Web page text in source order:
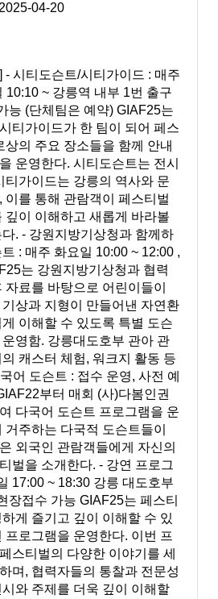
04-20
- 시티도슨트/시티가이드 : 매주
10:10 ~ 강릉역 내부 1번 출구
능 (단체팀은 예약) GIAF25는
티가이드가 한 팀이 되어 페스
상의 주요 장소들을 함께 안내
운영한다. 시티도슨트는 전시
티가이드는 강릉의 역사와 문
이를 통해 관람객이 페스티벌
깊이 이해하고 새롭게 바라볼
. - 강원지방기상청과 함께하
: 매주 화요일 10:00 ~ 12:00 ,
는 강원지방기상청과 협력
자료를 바탕으로 어린이들이
상과 지형이 만들어낸 자연환
이해할 수 있도록 특별 도슨
영함. 강릉대도호부 관아 관
캐스터 체험, 워크지 활동 등
어 도슨트 : 접수 운영, 사전 예
부터 매회 (사)다봄인권
다국어 도슨트 프로그램을 운
거주하는 다국적 도슨트들이
외국인 관람객들에게 자신의
벌을 소개한다. - 강연 프로그
17:00 ~ 18:30 강릉 대도호부
장접수 가능 GIAF25는 페스티
게 즐기고 깊이 이해할 수 있
프로그램을 운영한다. 이번 프
스티벌의 다양한 이야기를 세
며, 협력자들의 통찰과 전문성
와 주제를 더욱 깊이 이해할